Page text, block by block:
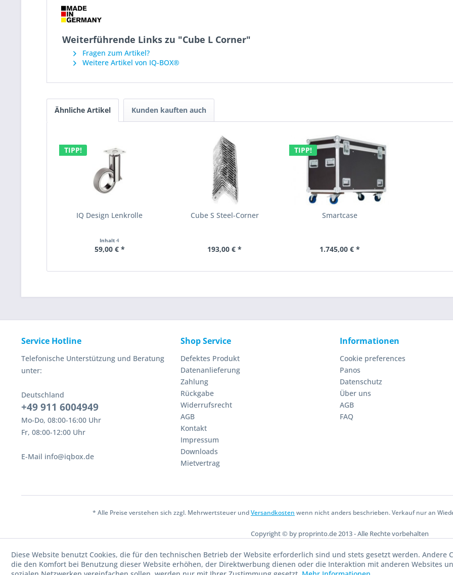
Weiterführende Links zu "Cube L Corner"
Fragen zum Artikel?
Weitere Artikel von IQ-BOX®
Ähnliche Artikel Kunden kauften auch
TIPP!
IQ Design Lenkrolle
Inhalt4
59,00 € *
Cube S Steel-Corner
193,00 € *
TIPP!
Smartcase
1.745,00 € *
Service Hotline
Telefonische Unterstützung und Beratung
unter:
Deutschland
+49 911 6004949
Mo-Do, 08:00-16:00 Uhr
Fr, 08:00-12:00 Uhr
E-Mail info@iqbox.de
Shop Service
Defektes Produkt
Datenanlieferung
Zahlung
Rückgabe
Widerrufsrecht
AGB
Kontakt
Impressum
Downloads
Mietvertrag
Informationen
Cookie preferences
Panos
Datenschutz
Über uns
AGB
FAQ
* Alle Preise verstehen sich zzgl. Mehrwertsteuer undVersandkosten wenn nicht anders beschrieben. Verkauf nur an
Copyright © by proprinto.de 2013 - Alle Rechte vorbehalten
Diese Website benutzt Cookies, die für den technischen Betrieb der Website erforderlich sind und stets gesetzt werden. Andere
die den Komfort bei Benutzung dieser Website erhöhen, der Direktwerbung dienen oder die Interaktion mit anderen Websites